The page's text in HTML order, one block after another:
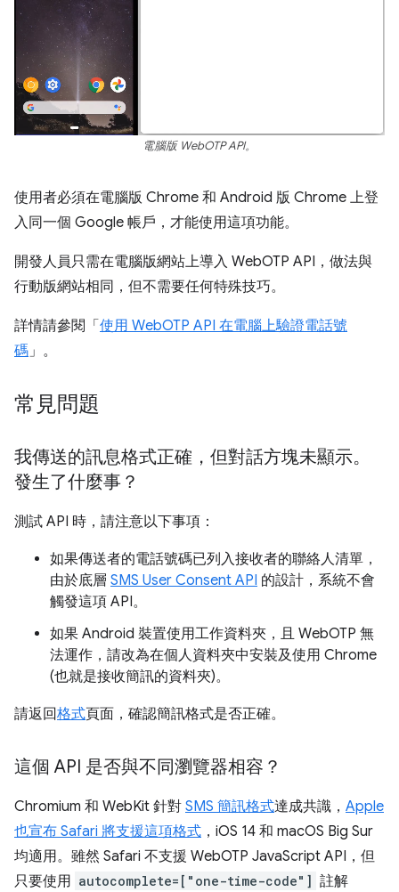
電腦版 WebOTP API。
使用者必須在電腦版 Chrome 和 Android 版 Chrome 上登
入同一個 Google 帳戶，才能使用這項功能。
開發人員只需在電腦版網站上導入 WebOTP API，做法與
行動版網站相同，但不需要任何特殊技巧。
詳情請參閱「 使用 WebOTP API 在電腦上驗證電話號
碼」。
常見問題
我傳送的訊息格式正確，但對話方塊未顯示。
發生了什麼事？
測試 API 時，請注意以下事項：
如果傳送者的電話號碼已列入接收者的聯絡人清單，
由於底層 SMS User Consent API 的設計，系統不會
觸發這項 API。
如果 Android 裝置使用工作資料夾，且 WebOTP 無
法運作，請改為在個人資料夾中安裝及使用 Chrome
(也就是接收簡訊的資料夾)。
請返回格式頁面，確認簡訊格式是否正確。
這個 API 是否與不同瀏覽器相容？
Chromium 和 WebKit 針對 SMS 簡訊格式達成共識， Apple
也宣布 Safari 將支援這項格式 ，iOS 14 和 macOS Big Sur
均適用。雖然 Safari 不支援 WebOTP JavaScript API，但
只要使用 autocomplete=["one-time-code"] 註解